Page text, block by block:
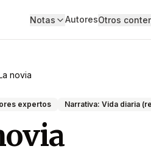
Notas AutoresOtros
novia
expertos Narrativa: Vida diaria